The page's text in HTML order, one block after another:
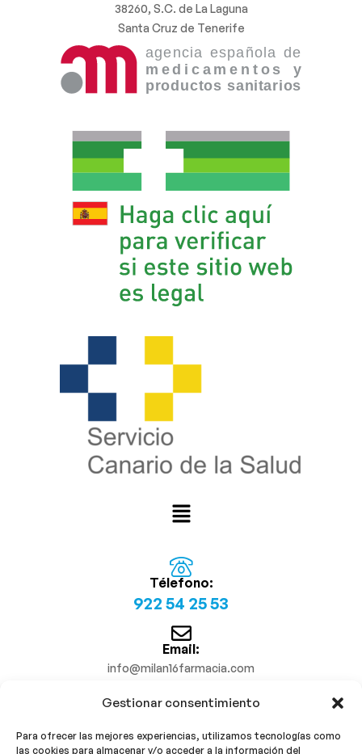
Gestionar consentimiento
Para ofrecer las mejores experiencias, utilizamos tecnologías como
las cookies para almacenar y/o acceder a la información del
38260, S.C. de La Laguna
Santa Cruz de Tenerife
Télefono:
922 54 25 53
Email:
info@milan16farmacia.com
¡Síguenos!